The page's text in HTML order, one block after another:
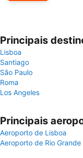
Principais
Lisboa
Santiago
São Paulo
Roma
Los Angeles
Principais
Aeroporto de Lisboa
Aeroporto de Rio Grande